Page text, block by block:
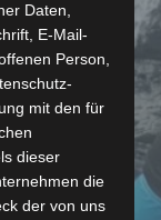
Daten,
E-Mail-
Person,
mit den für
dieser
die
der von uns